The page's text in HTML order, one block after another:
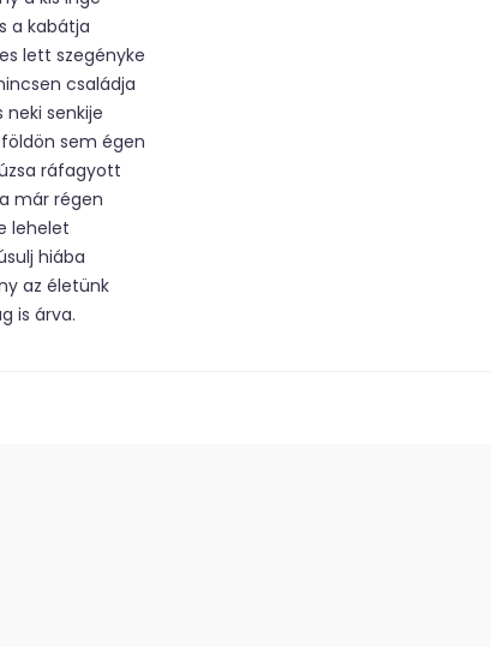
a kabátja
lett szegényke
családja
neki senkije
sem égen
ráfagyott
már régen
lehelet
hiába
az életünk
is árva.